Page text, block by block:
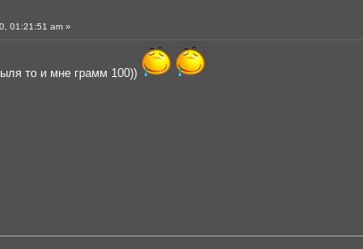
01:21:51 am »
то и мне грамм 100))